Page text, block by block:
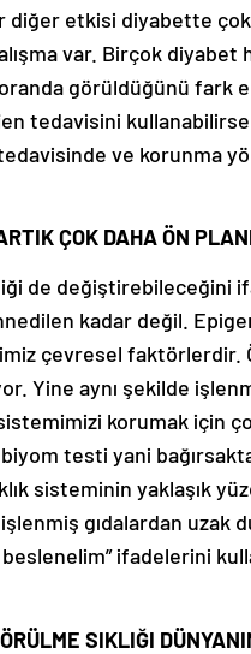
etkisi diyabette
var. Birçok diyabet
görüldüğünü fark
tedavisini
ve korunma
ÇOK DAHA ÖN
de değiştirebileceğini
kadar değil.
çevresel faktörlerdir.
Yine aynı şekilde
korumak için
testi yani
sisteminin yaklaşık
gıdalardan uzak
ifadelerini
SIKLIĞI